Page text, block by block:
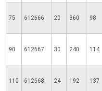
75 612666 20 360 98
90 612667 30 240 114
110 612668 24 192 137